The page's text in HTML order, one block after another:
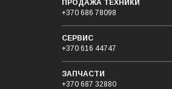
ПРОДАЖА ТЕХНИКИ
+370 686 78098
СЕРВИС
+370 616 44747
ЗАПЧАСТИ
+370 687 32880